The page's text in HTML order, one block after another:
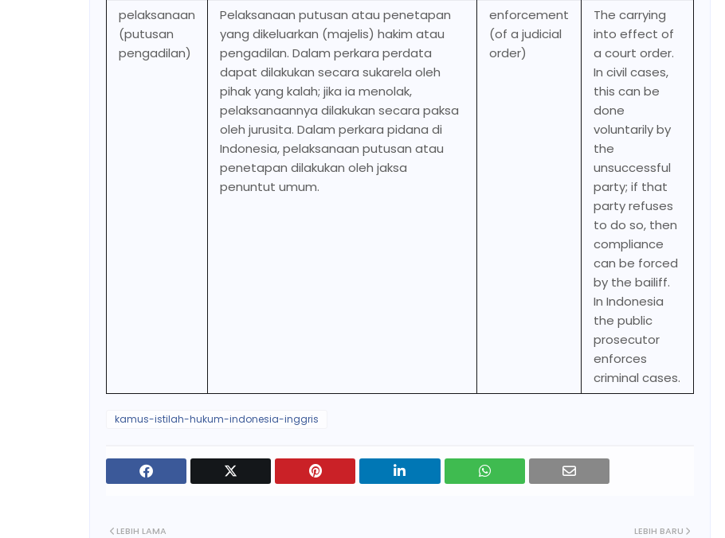
pelaksanaan
(putusan
pengadilan)
Pelaksanaan putusan atau penetapan
yang dikeluarkan (majelis) hakim atau
pengadilan. Dalam perkara perdata
dapat dilakukan secara sukarela oleh
pihak yang kalah; jika ia menolak,
pelaksanaannya dilakukan secara paksa
oleh jurusita. Dalam perkara pidana di
Indonesia, pelaksanaan putusan atau
penetapan dilakukan oleh jaksa
penuntut umum.
enforcement
(of a judicial
order)
The carrying
into effect of
a court order.
In civil cases,
this can be
done
voluntarily by
the
unsuccessful
party; if that
party refuses
to do so, then
compliance
can be forced
by the bailiff.
In Indonesia
the public
prosecutor
enforces
criminal cases.
kamus-istilah-hukum-indonesia-inggris
LEBIH BARU
LEBIH LAMA